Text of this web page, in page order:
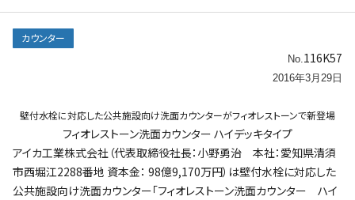
カウンター
No.116K57
2016年3月29日
壁付水栓に対応した公共施設向け洗面カウンターがフィオレストーンで新登場
フィオレストーン洗面カウンター ハイデッキタイプ
アイカ工業株式会社（代表取締役社長：小野勇治 本社：愛知県清須
市西堀江2288番地 資本金： 98億9,170万円）は壁付水栓に対応した
公共施設向け洗面カウンター「フィオレストーン洗面カウンター ハイ